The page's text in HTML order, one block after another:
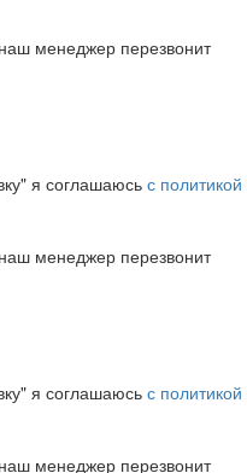
менеджер перезвонит
я соглашаюсь с политикой
менеджер перезвонит
я соглашаюсь с политикой
менеджер перезвонит